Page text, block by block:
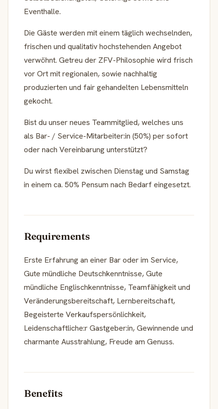
Eventhalle.
Die Gäste werden mit einem täglich wechselnden,
frischen und qualitativ hochstehenden Angebot
verwöhnt. Getreu der ZFV-Philosophie wird frisch
vor Ort mit regionalen, sowie nachhaltig
produzierten und fair gehandelten Lebensmitteln
gekocht.
Bist du unser neues Teammitglied, welches uns
als Bar- / Service-Mitarbeiter:in (50%) per sofort
oder nach Vereinbarung unterstützt?
Du wirst flexibel zwischen Dienstag und Samstag
in einem ca. 50% Pensum nach Bedarf eingesetzt.
Requirements
Erste Erfahrung an einer Bar oder im Service,
Gute mündliche Deutschkenntnisse, Gute
mündliche Englischkenntnisse, Teamfähigkeit und
Veränderungsbereitschaft, Lernbereitschaft,
Begeisterte Verkaufspersönlichkeit,
Leidenschaftliche:r Gastgeber:in, Gewinnende und
charmante Ausstrahlung, Freude am Genuss.
Benefits